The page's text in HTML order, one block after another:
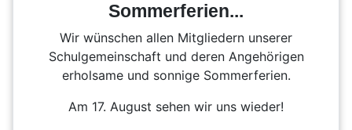
Sommerferien...
Wir wünschen allen Mitgliedern unserer
Schulgemeinschaft und deren Angehörigen
erholsame und sonnige Sommerferien.
Am 17. August sehen wir uns wieder!